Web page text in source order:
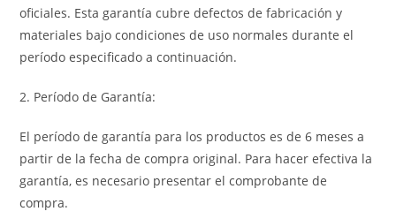
oficiales. Esta garantía cubre defectos de fabricación y
materiales bajo condiciones de uso normales durante el
período especificado a continuación.
2. Período de Garantía:
El período de garantía para los productos es de 6 meses a
partir de la fecha de compra original. Para hacer efectiva la
garantía, es necesario presentar el comprobante de
compra.